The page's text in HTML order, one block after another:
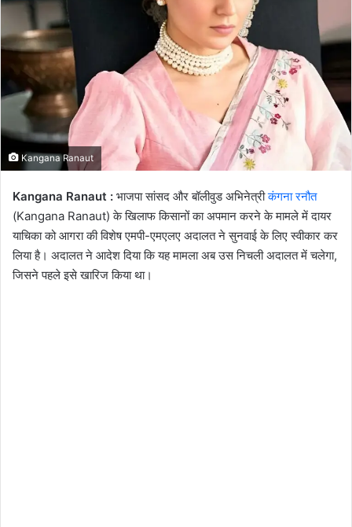
Kangana Ranaut
Kangana Ranaut : भाजपा सांसद और बॉलीवुड अभिनेत्रीकंगना रनौत
(Kangana Ranaut) के खिलाफ किसानों का अपमान करने के मामले में दायर
याचिका को आगरा की विशेष एमपी-एमएलए अदालत ने सुनवाई के लिए स्वीकार कर
लिया है। अदालत ने आदेश दिया कि यह मामला अब उस निचली अदालत में चलेगा,
जिसने पहले इसे खारिज किया था।